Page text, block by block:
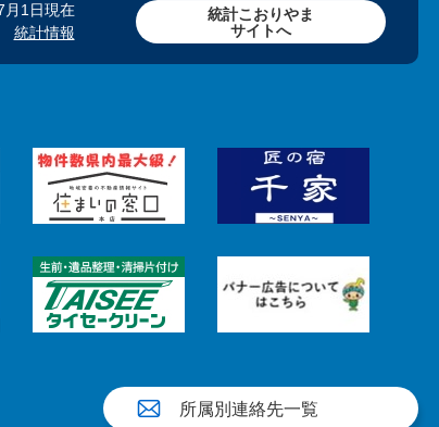
月1日現在
統計情報
統計こおりやま
サイトへ
所属別連絡先一覧